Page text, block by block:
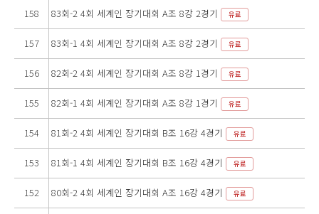
158 83회-2 4회 세계인 장기대회 A조 8강 2경기 유료
157 83회-1 4회 세계인 장기대회 A조 8강 2경기 유료
156 82회-2 4회 세계인 장기대회 A조 8강 1경기 유료
155 82회-1 4회 세계인 장기대회 A조 8강 1경기 유료
154 81회-2 4회 세계인 장기대회 B조 16강 4경기 유료
153 81회-1 4회 세계인 장기대회 B조 16강 4경기 유료
152 80회-2 4회 세계인 장기대회 A조 16강 4경기 유료